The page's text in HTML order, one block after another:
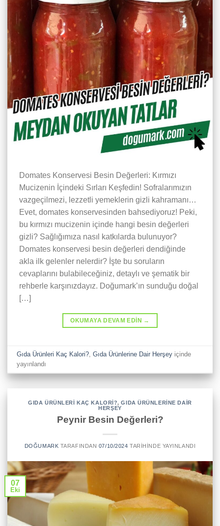
Domates Konservesi Besin Değerleri: Kırmızı
Mucizenin İçindeki Sırları Keşfedin! Sofralarımızın
vazgeçilmezi, lezzetli yemeklerin gizli kahramanı…
Evet, domates konservesinden bahsediyoruz! Peki,
bu kırmızı mucizenin içinde hangi besin değerleri
gizli? Sağlığımıza nasıl katkılarda bulunuyor?
Domates konservesi besin değerleri dendiğinde
akla ilk gelenler nelerdir? İşte bu soruların
cevaplarını bulabileceğiniz, detaylı ve şematik bir
rehberle karşınızdayız. Doğumark’ın sunduğu doğal
[…]
OKUMAYA DEVAM EDIN →
Gıda Ürünleri Kaç Kalori? ,Gıda Ürünlerine Dair Herşey içinde
yayınlandı
GIDA ÜRÜNLERI KAÇ KALORI?,GIDA ÜRÜNLERINE DAIR
HERŞEY
Peynir Besin Değerleri?
DOĞUMARK TARAFINDAN 07/10/2024 TARIHINDE YAYINLANDI
07
Eki